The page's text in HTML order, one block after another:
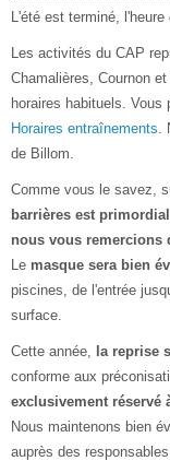
L'été est terminé,
Les activités du CAP
Chamalières, Cournon et
horaires habituels.
Horaires entraînements.
de Billom.
Comme vous le savez,
barrières est primordial
nous vous remercions
Le masque sera bien
piscines, de l'entrée
surface.
Cette année, la reprise
conforme aux
exclusivement réservé
Nous maintenons bien
auprès des